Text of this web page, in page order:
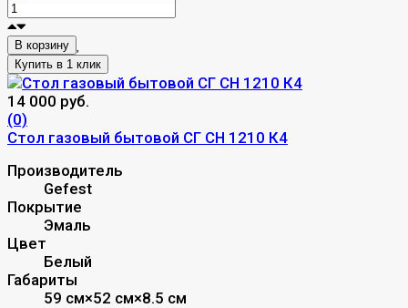
В корзину
14 000 руб.
(0)
Стол газовый бытовой СГ СН 1210 К4
Производитель
Gefest
Покрытие
Эмаль
Цвет
Белый
Габариты
59 см×52 см×8.5 см